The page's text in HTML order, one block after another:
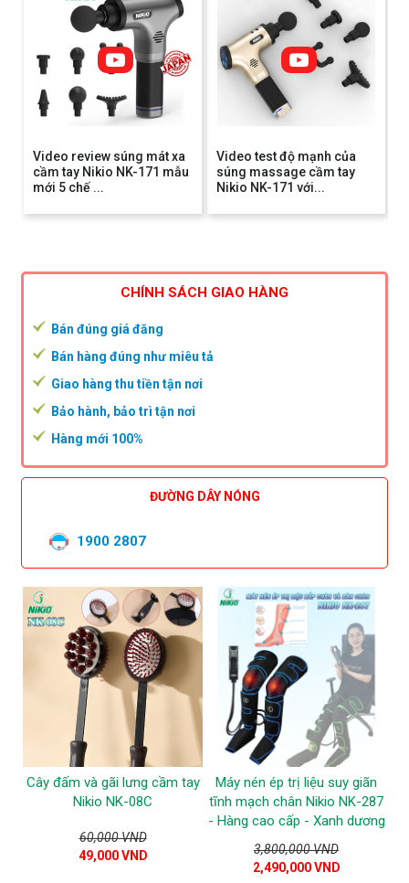
Video review súng mát xa
cầm tay Nikio NK-171 mẫu
mới 5 chế ...
Video test độ mạnh của
súng massage cầm tay
Nikio NK-171 với...
CHÍNH SÁCH GIAO HÀNG
Bán đúng giá đăng
Bán hàng đúng như miêu tả
Giao hàng thu tiền tận nơi
Bảo hành, bảo trì tận nơi
Hàng mới 100%
ĐƯỜNG DÂY NÓNG
1900 2807
Cây đấm và gãi lưng cầm tay
Nikio NK-08C
60,000 VND
49,000 VND
Máy nén ép trị liệu suy giãn
tĩnh mạch chân Nikio NK-287
- Hàng cao cấp - Xanh dương
3,800,000 VND
2,490,000 VND